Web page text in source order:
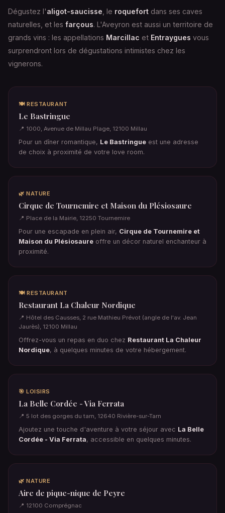
Dégustez l'aligot-saucisse , le roquefort dans ses caves
naturelles, et les farçous. L'Aveyron est aussi un territoire de
grands vins : les appellations Marcillac et Entraygues vous
surprendront lors de dégustations intimistes chez les
vignerons.
🍽️ RESTAURANT
Le Bastringue
📍 1000, Avenue de Millau Plage, 12100 Millau
Pour un dîner romantique, Le Bastringue est une adresse
de choix à proximité de votre love room.
🌿 NATURE
Cirque de Tournemire et Maison du Plésiosaure
📍 Place de la Mairie, 12250 Tournemire
Pour une escapade en plein air, Cirque de Tournemire et
Maison du Plésiosaure offre un décor naturel enchanteur à
proximité.
🍽️ RESTAURANT
Restaurant La Chaleur Nordique
📍 Hôtel des Causses, 2 rue Mathieu Prévot (angle de l'av. Jean
Jaurès), 12100 Millau
Offrez-vous un repas en duo chez Restaurant La Chaleur
Nordique, à quelques minutes de votre hébergement.
🎯 LOISIRS
La Belle Cordée - Via Ferrata
📍 5 lot des gorges du tarn, 12640 Rivière-sur-Tarn
Ajoutez une touche d'aventure à votre séjour avec La Belle
Cordée - Via Ferrata, accessible en quelques minutes.
🌿 NATURE
Aire de pique-nique de Peyre
📍 12100 Comprégnac